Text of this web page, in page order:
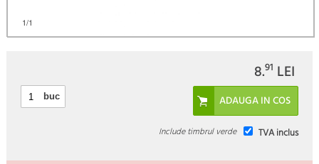
1/1
8.91 LEI
buc
TVA inclus
Include timbrul verde